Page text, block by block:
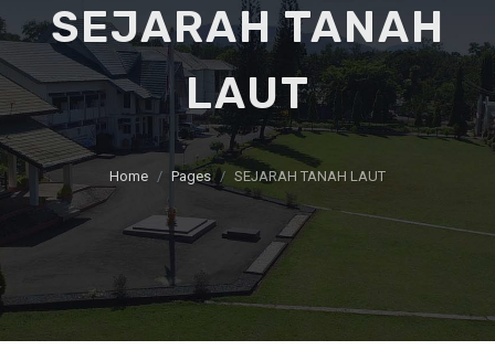
SEJARAH TANAH
LAUT
Home Pages SEJARAH TANAH LAUT